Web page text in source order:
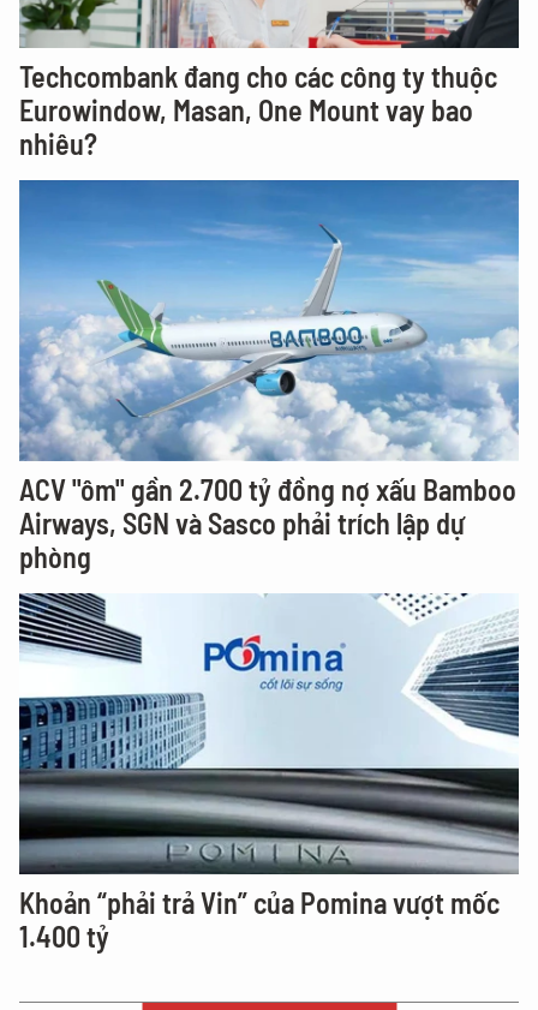
Techcombank đang cho các công ty thuộc
Eurowindow, Masan, One Mount vay bao
nhiêu?
ACV "ôm" gần 2.700 tỷ đồng nợ xấu Bamboo
Airways, SGN và Sasco phải trích lập dự
phòng
Khoản “phải trả Vin” của Pomina vượt mốc
1.400 tỷ